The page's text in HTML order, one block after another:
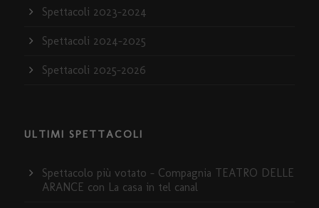
Spettacoli 2023-2024
Spettacoli 2024-2025
Spettacoli 2025-2026
ULTIMI SPETTACOLI
Spettacolo più votato – Compagnia TEATRO DELLE
ARANCE con La casa in tel canal